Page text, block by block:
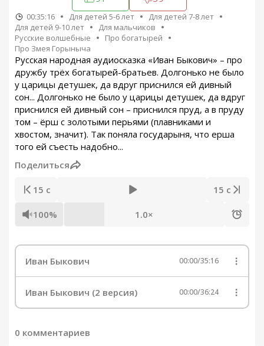
00:35:16 Для детей 5-6 лет
Для детей 7-8 лет
Для детей 9-10 лет
Для мальчиков
Русские волшебные
Про богатырей
Про Змея Горыныча
Русская народная аудиосказка «Иван Быкович» – про
дружбу трёх богатырей-братьев. Долгонько не было
у царицы детушек, да вдруг приснился ей дивный
сон... Долгонько не было у царицы детушек, да вдруг
приснился ей дивный сон – приснился пруд, а в пруду
том – ёрш с золотыми перьями (плавниками и
хвостом, значит). Так поняла государыня, что ерша
того ей съесть надобно...
Поделиться
15 с 15 с
100% 1.0×
Иван Быкович 00:00/35:16
Иван Быкович (2 версия) 00:00/36:24
0 комментариев